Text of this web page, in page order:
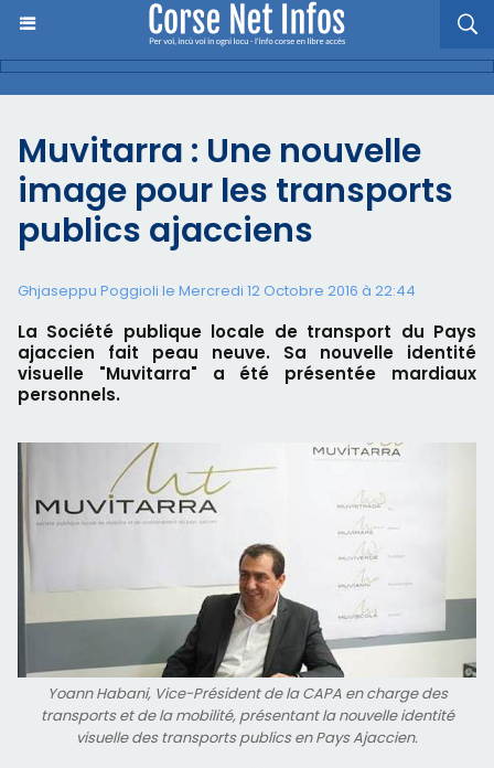
Muvitarra : Une nouvelle
image pour les transports
publics ajacciens
Ghjaseppu Poggioli le Mercredi 12 Octobre 2016 à 22:44
La Société publique locale de transport du Pays
ajaccien fait peau neuve. Sa nouvelle identité
visuelle "Muvitarra" a été présentée mardiaux
personnels.
Yoann Habani, Vice-Président de la CAPA en charge des
transports et de la mobilité, présentant la nouvelle identité
visuelle des transports publics en Pays Ajaccien.